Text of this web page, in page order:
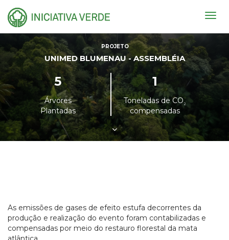
PROJETO
UNIMED BLUMENAU - ASSEMBLÉIA
5
Árvores
Plantadas
1
Toneladas de CO²
compensadas
As emissões de gases de efeito estufa decorrentes da
produção e realização do evento foram contabilizadas e
compensadas por meio do restauro florestal da mata